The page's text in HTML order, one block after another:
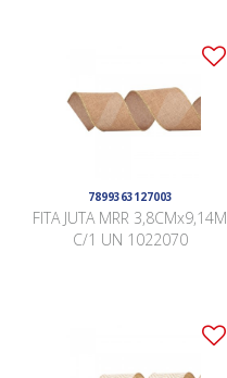
7899363127003
FITA JUTA MRR 3,8CMx9,14M
C/1 UN 1022070